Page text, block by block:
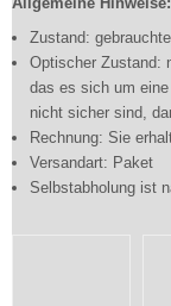
Zustand:
Optischer Zustand:
das es sich um
nicht sicher sind,
Rechnung: Sie
Versandart: Paket
Selbstabholung ist